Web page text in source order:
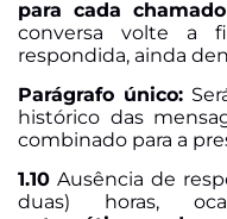
para cada
conversa volte a
respondida, ainda
Parágrafo único:
histórico das
combinado para a
1.10 Ausência de
duas) horas,